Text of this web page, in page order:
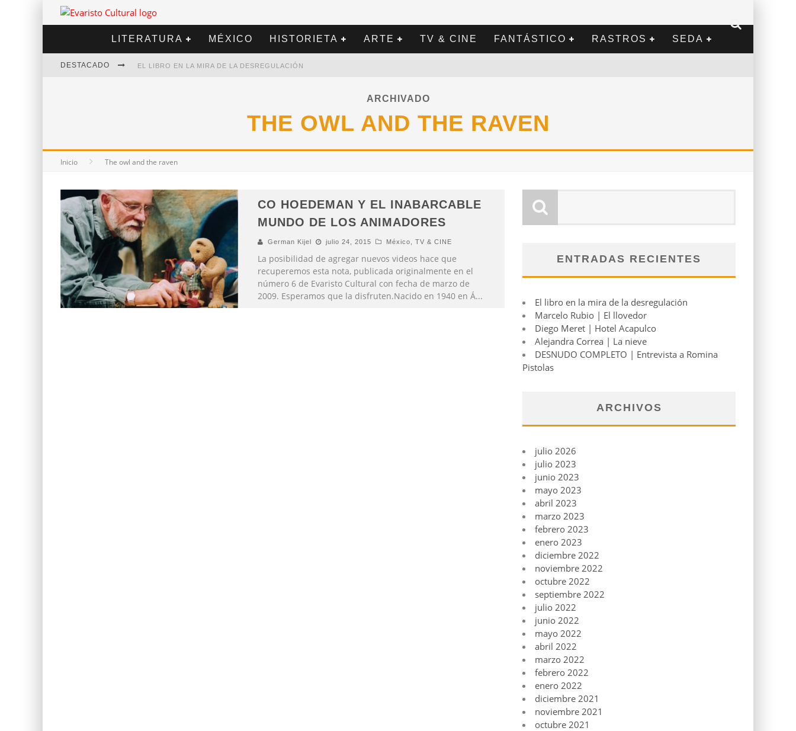
LITERATURA MÉXICO HISTORIETA ARTE TV & CINE FANTÁSTICO RASTROS SEDA
DESTACADO EL LIBRO EN LA MIRA DE LA DESREGULACIÓN
DIEGO MERET | HOTEL ACAPULCO
ARCHIVADO
THE OWL AND THE RAVEN
Inicio The owl and the raven
CO HOEDEMAN Y EL INABARCABLE
MUNDO DE LOS ANIMADORES
German Kijel julio 24, 2015 México TV & CINE
La posibilidad de agregar nuevos videos hace que
recuperemos esta nota, publicada originalmente en el
número 6 de Evaristo Cultural con fecha de marzo de
2009. Esperamos que la disfruten.Nacido en 1940 en Á...
ENTRADAS RECIENTES
El libro en la mira de la desregulación
Marcelo Rubio | El llovedor
Diego Meret | Hotel Acapulco
Alejandra Correa | La nieve
DESNUDO COMPLETO | Entrevista a Romina
Pistolas
ARCHIVOS
julio 2026
julio 2023
junio 2023
mayo 2023
abril 2023
marzo 2023
febrero 2023
enero 2023
diciembre 2022
noviembre 2022
octubre 2022
septiembre 2022
julio 2022
junio 2022
mayo 2022
abril 2022
marzo 2022
febrero 2022
enero 2022
diciembre 2021
noviembre 2021
octubre 2021